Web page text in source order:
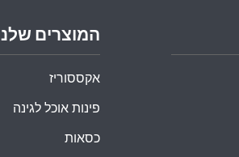
המוצרים שלנו
אקססוריז
פינות אוכל לגינה
כסאות